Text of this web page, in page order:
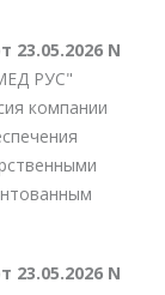
N
РУС"
компании
N